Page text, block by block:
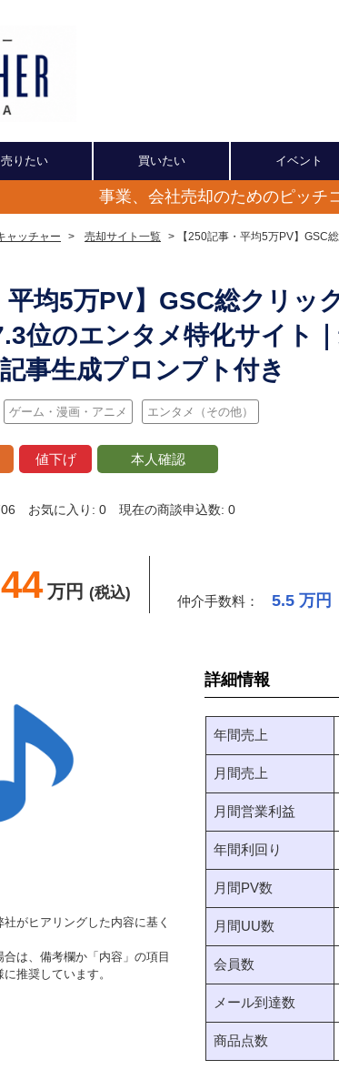
売りたい 買いたい イベント
事業、会社売却のためのピッチ
ャッチャー > 売却サイト一覧 > 【250記事・平均5万PV】GSC
平均5万PV】GSC総クリッ
位のエンタメ特化サイト
事生成プロンプト付き
ゲーム・漫画・アニメ エンタメ（その他）
値下げ 本人確認
お気に入り: 0 現在の商談申込数: 0
44 万円 (税込) 仲介手数料： 5.5 万円
がヒアリングした内容に基く
は、備考欄か「内容」の項目
推奨しています。
詳細情報
年間売上
月間売上
月間営業利益
年間利回り
月間PV数
月間UU数
会員数
メール到達数
商品点数